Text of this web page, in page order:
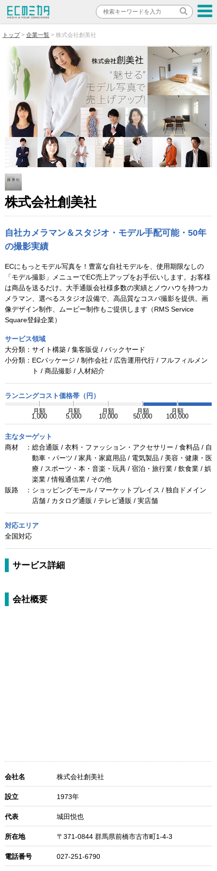
トップ 企業一覧 株式会社創美社
株式会社創美社
自社カメラマン＆スタジオ・モデル手配可能・50年
の撮影実績
ECにもっとモデル写真を！豊富な自社モデルを、使用期限なしの
「モデル撮影」メニューでEC売上アップをお手伝いします。お客様
は商品を送るだけ。大手通販会社様多数の実績とノウハウを持つカ
メラマン、選べるスタジオ設備で、高品質なコスパ撮影を提供。画
像デザイン制作、ムービー制作もご提供します（RMS Service
Square登録企業）
サービス領域
大分類： サイト構築 / 集客販促 / バックヤード
小分類： ECパッケージ / 制作会社 / 広告運用代行 / フルフィルメン
ト / 商品撮影 / 人材紹介
ランニングコスト価格帯（円）
月額 月額 月額 月額 月額
1,000 5,000 10,000 50,000 100,000
主なターゲット
商材 ： 総合通販 / 衣料・ファッション・アクセサリー / 食料品 / 自
動車・パーツ / 家具・家庭用品 / 電気製品 / 美容・健康・医
療 / スポーツ・本・音楽・玩具 / 宿泊・旅行業 / 飲食業 / 娯
楽業 / 情報通信業 / その他
販路 ： ショッピングモール / マーケットプレイス / 独自ドメイン
店舗 / カタログ通販 / テレビ通販 / 実店舗
対応エリア
全国対応
サービス詳細
会社概要
会社名 株式会社創美社
設立 1973年
代表 城田悦也
所在地 〒371-0844 群馬県前橋市古市町1-4-3
電話番号 027-251-6790